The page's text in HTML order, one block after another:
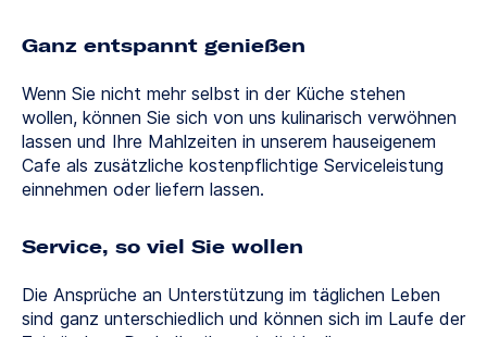
Ganz entspannt genießen
Wenn Sie nicht mehr selbst in der Küche stehen
wollen, können Sie sich von uns kulinarisch verwöhnen
lassen und Ihre Mahlzeiten in unserem hauseigenem
Cafe als zusätzliche kostenpflichtige Serviceleistung
einnehmen oder liefern lassen.
Service, so viel Sie wollen
Die Ansprüche an Unterstützung im täglichen Leben
sind ganz unterschiedlich und können sich im Laufe der